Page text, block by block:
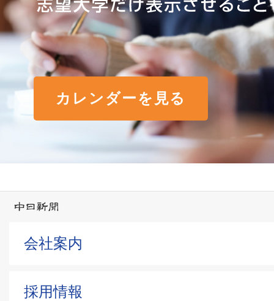
カレンダーを見る
会社案内
採用情報